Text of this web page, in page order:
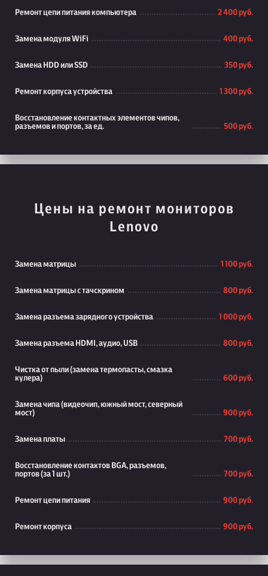
Ремонт цепи питания компьютера 2 400 руб.
Замена модуля WiFi 400 руб.
Замена HDD или SSD 350 руб.
Ремонт корпуса устройства 1 300 руб.
Восстановление контактных элементов чипов,
разъемов и портов, за ед.
500 руб.
Цены на ремонт мониторов
Lenovo
Замена матрицы 1 100 руб.
Замена матрицы с тачскрином 800 руб.
Замена разъема зарядного устройства 1 000 руб.
Замена разъема HDMI, аудио, USB 800 руб.
Чистка от пыли (замена термопасты, смазка
кулера)
600 руб.
Замена чипа (видеочип, южный мост, северный
мост)
900 руб.
Замена платы 700 руб.
Восстановление контактов BGA, разъемов,
портов (за 1 шт.)
700 руб.
Ремонт цепи питания 900 руб.
Ремонт корпуса 900 руб.